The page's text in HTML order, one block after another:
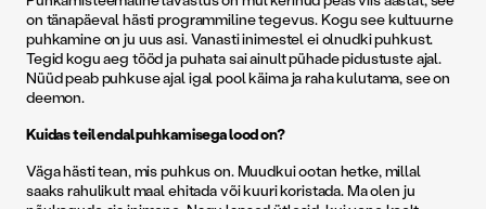
on tänapäeval hästi programmiline tegevus. Kogu see kultuurne
puhkamine on ju uus asi. Vanasti inimestel ei olnudki puhkust.
Tegid kogu aeg tööd ja puhata sai ainult pühade pidustuste ajal.
Nüüd peab puhkuse ajal igal pool käima ja raha kulutama, see on
deemon.
Kuidas teil endal puhkamisega lood on?
Väga hästi tean, mis puhkus on. Muudkui ootan hetke, millal
saaks rahulikult maal ehitada või kuuri koristada. Ma olen ju